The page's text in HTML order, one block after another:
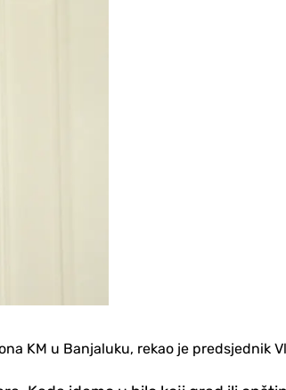
KM u Banjaluku, rekao je predsjednik